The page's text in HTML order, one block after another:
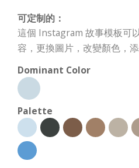
可定制的：
這個 Instagram 故事模板可
容，更換圖片，改變顏色，
Dominant Color
Palette